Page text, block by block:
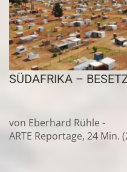
SÜDAFRIKA –
von Eberhard Rühle -
ARTE Reportage, 24 Min.